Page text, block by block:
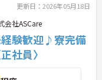
更新日：2026年05月18日
会社ASCare
経験歓迎♪寮完備
社員〉